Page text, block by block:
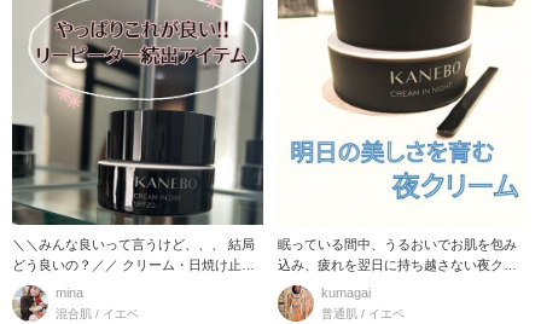
＼＼みんな良いって言うけど、、、 結局
どう良いの？／／ クリーム・日焼け止
め・下地が3i
mina
混合肌 / イエベ
眠っている間中、うるおいでお肌を包み
込み、疲れを翌日に持ち越さない夜クリ
ーム 今日の疲れは
kumagai
普通肌 / イエベ